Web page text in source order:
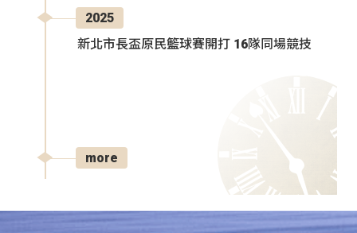
2025
新北市長盃原民籃球賽開打 16隊同場競技
more